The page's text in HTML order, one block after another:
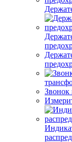
Звонок